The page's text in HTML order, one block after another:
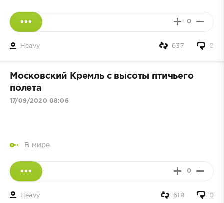
0
Heavy 0
637
Московский Кремль с высоты птичьего
полета
17/09/2020 08:06
В мире
0
Heavy 0
619